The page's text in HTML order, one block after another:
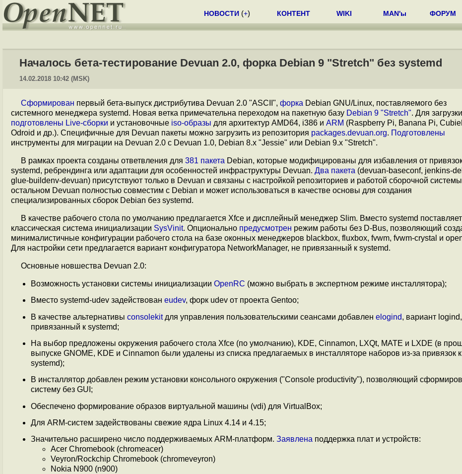
НОВОСТИ (+) КОНТЕНТ WIKI MAN'ы ФОРУМ
Началось бета-тестирование Devuan 2.0, форка Debian 9 "Stretch" без systemd
14.02.2018 10:42 (MSK)
Сформирован первый бета-выпуск дистрибутива Devuan 2.0 "ASCII", форка Debian GNU/Linux, поставляемого без
системного менеджера systemd. Новая ветка примечательна переходом на пакетную базу Debian 9 "Stretch". Для загрузки
подготовлены Live-сборки и установочные iso-образы для архитектур AMD64, i386 и ARM (Raspberry Pi, Banana Pi,
Odroid и др.). Специфичные для Devuan пакеты можно загрузить из репозитория packages.devuan.org. Подготовлены
инструменты для миграции на Devuan 2.0 с Devuan 1.0, Debian 8.x "Jessie" или Debian 9.x "Stretch".
В рамках проекта созданы ответвления для 381 пакета Debian, которые модифицированы для избавления от
systemd, ребрендинга или адаптации для особенностей инфраструктуры Devuan. Два пакета (devuan-baseconf, jenkins-
glue-buildenv-devuan) присутствуют только в Devuan и связаны с настройкой репозиториев и работой сборочной
остальном Devuan полностью совместим с Debian и может использоваться в качестве основы для создания
специализированных сборок Debian без systemd.
В качестве рабочего стола по умолчанию предлагается Xfce и дисплейный менеджер Slim. Вместо systemd
классическая система инициализации SysVinit. Опционально предусмотрен режим работы без D-Bus, позволяющий
минималистичные конфигурации рабочего стола на базе оконных менеджеров blackbox, fluxbox, fvwm, fvwm-crystal и
Для настройки сети предлагается вариант конфигуратора NetworkManager, не привязанный к systemd.
Основные новшества Devuan 2.0:
Возможность установки системы инициализации OpenRC (можно выбрать в экспертном режиме инсталлятора);
Вместо systemd-udev задействован eudev, форк udev от проекта Gentoo;
В качестве альтернативы consolekitдля управления пользовательскими сеансами добавлен elogind, вариант
привязанный к systemd;
На выбор предложены окружения рабочего стола Xfce (по умолчанию), KDE, Cinnamon, LXQt, MATE и LXDE (в
выпуске GNOME, KDE и Cinnamon были удалены из списка предлагаемых в инсталляторе наборов из-за привязок к
systemd);
В инсталлятор добавлен режим установки консольного окружения ("Console productivity"), позволяющий
систему без GUI;
Обеспечено формирование образов виртуальной машины (vdi) для VirtualBox;
Для ARM-систем задействованы свежие ядра Linux 4.14 и 4.15;
Значительно расширено число поддерживаемых ARM-платформ. Заявлена поддержка плат и устройств:
Acer Chromebook (chromeacer)
Veyron/Rockchip Chromebook (chromeveyron)
Nokia N900 (n900)